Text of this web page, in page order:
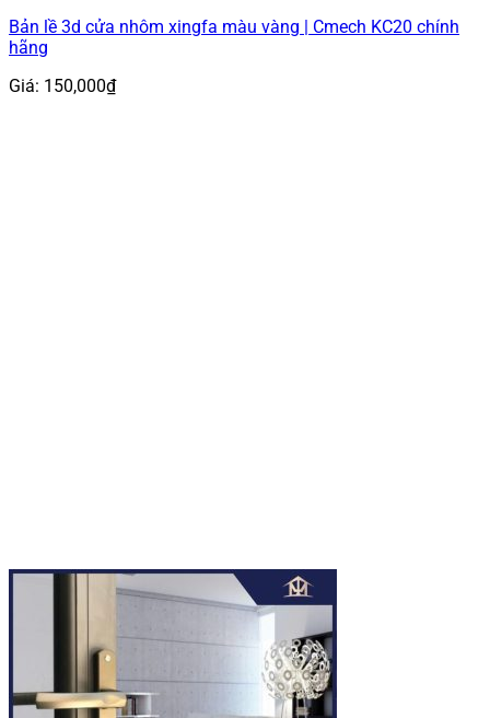
Bản lề 3d cửa nhôm xingfa màu vàng | Cmech KC20 chính
hãng
Giá: 150,000₫